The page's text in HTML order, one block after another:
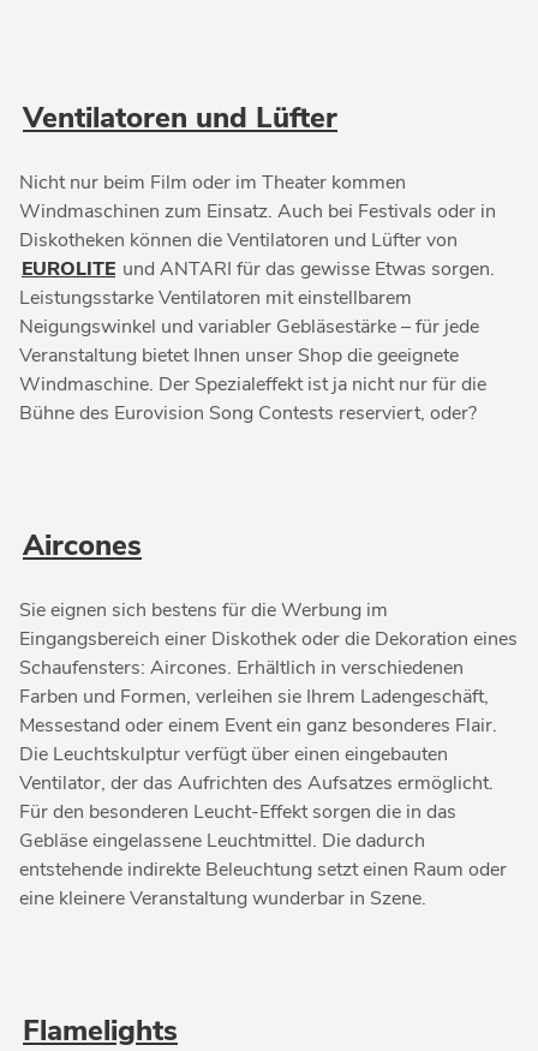
Ventilatoren und Lüfter
Nicht nur beim Film oder im Theater kommen
Windmaschinen zum Einsatz. Auch bei Festivals oder in
Diskotheken können die Ventilatoren und Lüfter von
EUROLITE und ANTARI für das gewisse Etwas sorgen.
Leistungsstarke Ventilatoren mit einstellbarem
Neigungswinkel und variabler Gebläsestärke – für jede
Veranstaltung bietet Ihnen unser Shop die geeignete
Windmaschine. Der Spezialeffekt ist ja nicht nur für die
Bühne des Eurovision Song Contests reserviert, oder?
Aircones
Sie eignen sich bestens für die Werbung im
Eingangsbereich einer Diskothek oder die Dekoration eines
Schaufensters: Aircones. Erhältlich in verschiedenen
Farben und Formen, verleihen sie Ihrem Ladengeschäft,
Messestand oder einem Event ein ganz besonderes Flair.
Die Leuchtskulptur verfügt über einen eingebauten
Ventilator, der das Aufrichten des Aufsatzes ermöglicht.
Für den besonderen Leucht-Effekt sorgen die in das
Gebläse eingelassene Leuchtmittel. Die dadurch
entstehende indirekte Beleuchtung setzt einen Raum oder
eine kleinere Veranstaltung wunderbar in Szene.
Flamelights